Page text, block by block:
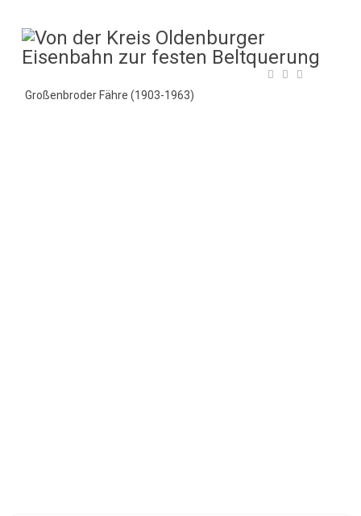
Großenbroder Fähre (1903-1963)